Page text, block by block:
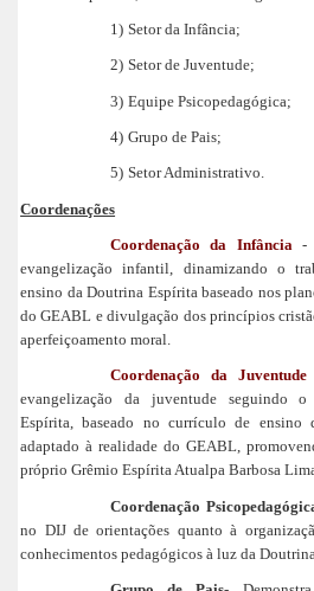
1) Setor da Infância;
2) Setor de Juventude;
3) Equipe Psicopedagógica;
4) Grupo de Pais;
5) Setor Administrativo.
Coordenações
Coordenação da Infância -
evangelização infantil, dinamizando o
ensino da Doutrina Espírita baseado nos
do GEABL e divulgação dos princípios
aperfeiçoamento moral.
Coordenação da Juventude
evangelização da juventude seguindo
Espírita, baseado no currículo de
adaptado à realidade do GEABL,
próprio Grêmio Espírita Atualpa Barbosa
Coordenação
no DIJ de orientações quanto à
conhecimentos pedagógicos à luz da